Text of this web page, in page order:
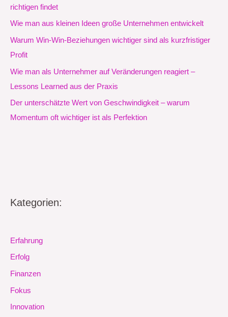
richtigen findet
Wie man aus kleinen Ideen große Unternehmen entwickelt
Warum Win-Win-Beziehungen wichtiger sind als kurzfristiger
Profit
Wie man als Unternehmer auf Veränderungen reagiert –
Lessons Learned aus der Praxis
Der unterschätzte Wert von Geschwindigkeit – warum
Momentum oft wichtiger ist als Perfektion
Kategorien:
Erfahrung
Erfolg
Finanzen
Fokus
Innovation